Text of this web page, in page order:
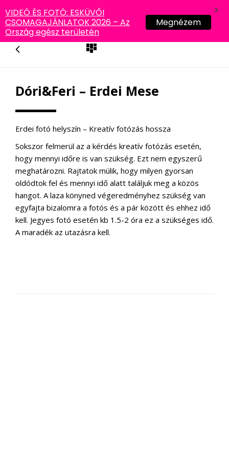
Dóri&Feri – Erdei Mese
Erdei fotó helyszín – Kreatív fotózás hossza
Sokszor felmerül az a kérdés kreatív fotózás esetén,
hogy mennyi időre is van szükség. Ezt nem egyszerű
meghatározni. Rajtatok múlik, hogy milyen gyorsan
oldódtok fel és mennyi idő alatt találjuk meg a közös
hangot. A laza könyned végeredményhez szükség van
egyfajta bizalomra a fotós és a pár között és ehhez idő
kell. Jegyes fotó esetén kb 1.5-2 óra ez a szükséges idő.
A maradék az utazásra kell.
VIDEÓ ÉS FOTÓ: ESKÜVŐI
CSOMAGAJÁNLATOK 2026 – Az
Ország egész területén
Megnézem
X